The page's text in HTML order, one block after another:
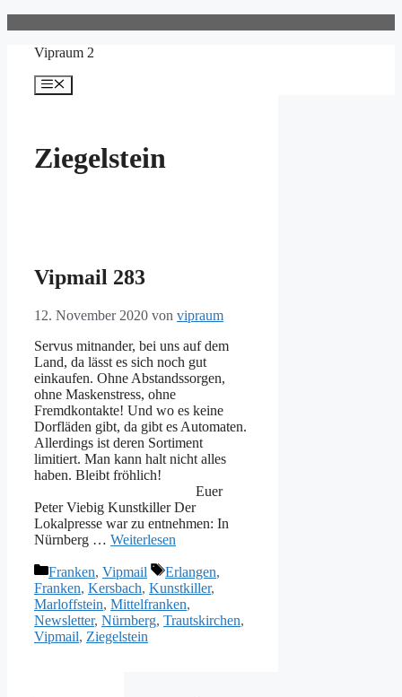
springenVipraum 2
Menü
Ziegelstein
Vipmail 283
12. November 2020 von vipraum
Servus mitnander, bei uns auf dem
Land, da lässt es sich noch gut
einkaufen. Ohne Abstandssorgen,
ohne Maskenstress, ohne
Fremdkontakte! Und wo es keine
Dorfläden gibt, da gibt es Automaten.
Allerdings ist deren Sortiment
limitiert. Man kann halt nicht alles
haben. Bleibt fröhlich!
Euer
Peter Viebig Kunstkiller Der
Lokalpresse war zu entnehmen: In
Nürnberg … Weiterlesen
Kategorien
Franken, Vipmail Schlagwörter
Erlangen,
Franken, Kersbach, Kunstkiller,
Marloffstein, Mittelfranken,
Newsletter, Nürnberg, Trautskirchen,
Vipmail, Ziegelstein